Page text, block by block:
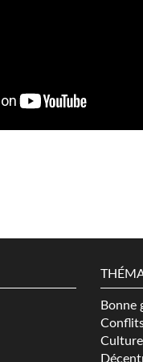
Bonne
Culture